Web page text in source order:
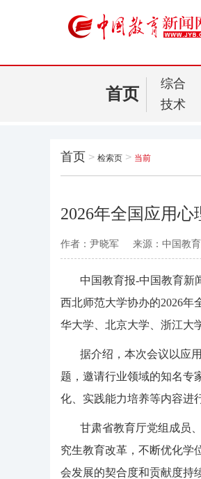
首页
综合
技术
首页 > 检索页 > 当前
2026年全国应用
作者：尹晓军 来源：中国教
中国教育报-中国教育新
西北师范大学协办的2026年
华大学、北京大学、浙江大
据介绍，本次会议以应
题，邀请行业领域的知名专
化、实践能力培养等内容进
甘肃省教育厅党组成员
究生教育改革，不断优化学
会发展的契合度和贡献度持